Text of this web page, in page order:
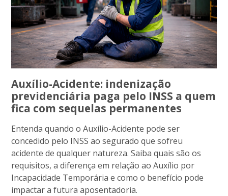
Auxílio-Acidente: indenização
previdenciária paga pelo INSS a quem
fica com sequelas permanentes
Entenda quando o Auxílio-Acidente pode ser
concedido pelo INSS ao segurado que sofreu
acidente de qualquer natureza. Saiba quais são os
requisitos, a diferença em relação ao Auxílio por
Incapacidade Temporária e como o benefício pode
impactar a futura aposentadoria.